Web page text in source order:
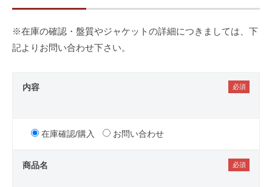
※在庫の確認・盤質やジャケットの詳細につきましては、下
記よりお問い合わせ下さい。
内容
在庫確認/購入 お問い合わせ
商品名